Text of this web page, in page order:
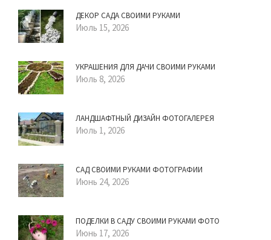
ДЕКОР САДА СВОИМИ РУКАМИ
Июль 15, 2026
УКРАШЕНИЯ ДЛЯ ДАЧИ СВОИМИ РУКАМИ
Июль 8, 2026
ЛАНДШАФТНЫЙ ДИЗАЙН ФОТОГАЛЕРЕЯ
Июль 1, 2026
САД СВОИМИ РУКАМИ ФОТОГРАФИИ
Июнь 24, 2026
ПОДЕЛКИ В САДУ СВОИМИ РУКАМИ ФОТО
Июнь 17, 2026